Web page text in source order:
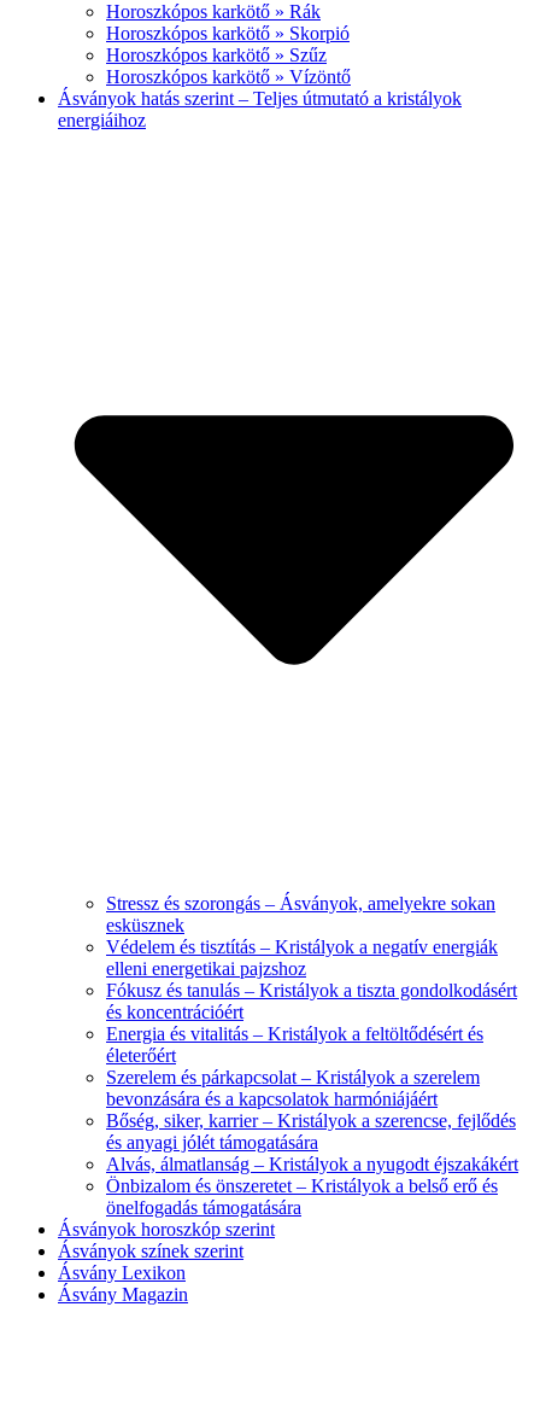
Horoszkópos karkötő » Rák
Horoszkópos karkötő » Skorpió
Horoszkópos karkötő » Szűz
Horoszkópos karkötő » Vízöntő
Ásványok hatás szerint – Teljes útmutató a kristályok
energiáihoz
Stressz és szorongás – Ásványok, amelyekre sokan
esküsznek
Védelem és tisztítás – Kristályok a negatív energiák
elleni energetikai pajzshoz
Fókusz és tanulás – Kristályok a tiszta gondolkodásért
és koncentrációért
Energia és vitalitás – Kristályok a feltöltődésért és
életerőért
Szerelem és párkapcsolat – Kristályok a szerelem
bevonzására és a kapcsolatok harmóniájáért
Bőség, siker, karrier – Kristályok a szerencse, fejlődés
és anyagi jólét támogatására
Alvás, álmatlanság – Kristályok a nyugodt éjszakákért
Önbizalom és önszeretet – Kristályok a belső erő és
önelfogadás támogatására
Ásványok horoszkóp szerint
Ásványok színek szerint
Ásvány Lexikon
Ásvány Magazin